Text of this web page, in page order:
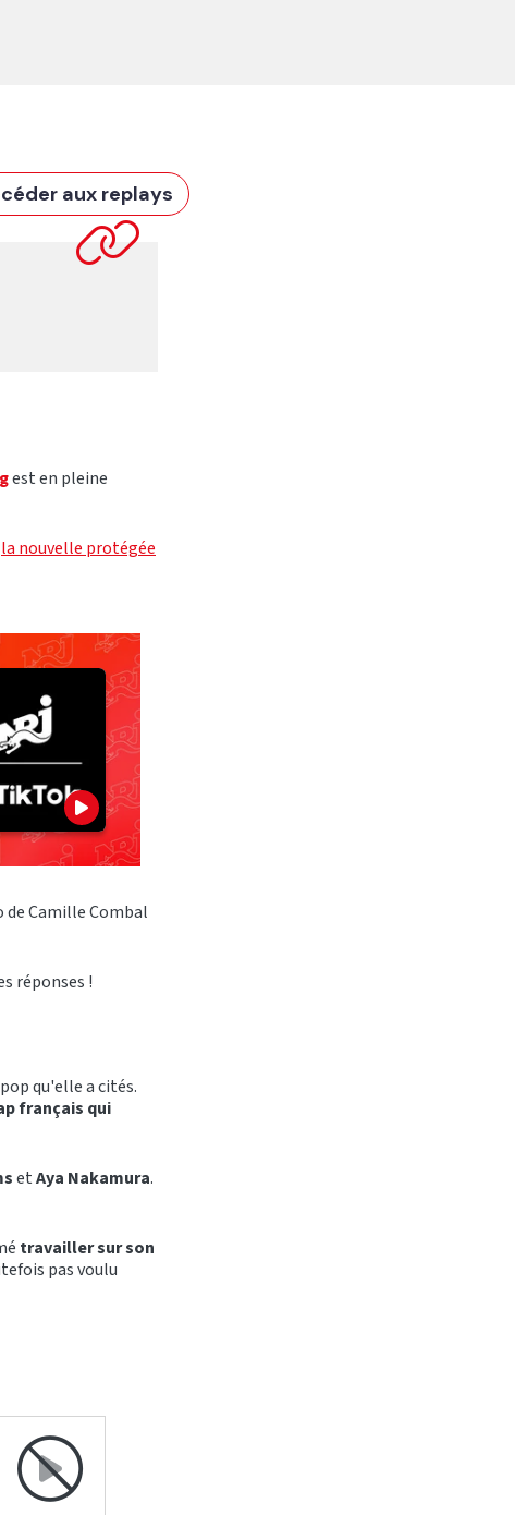
aux replays
est en pleine
la nouvelle protégée
Camille Combal
réponses !
qu'elle a cités.
français qui
etAya Nakamura.
travailler sur son
pas voulu